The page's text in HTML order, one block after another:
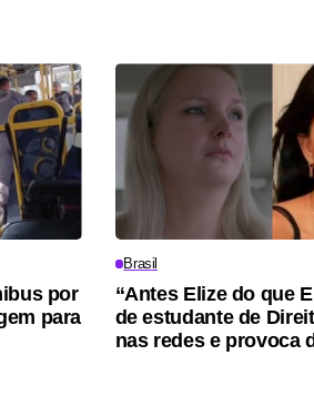
por
para
Brasil
“Antes Elize do que
de estudante de
nas redes e provoca